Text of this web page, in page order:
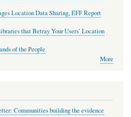
Location Data Sharing, EFF Report
that Betray Your Users’ Location
of the People
More
Communities building the evidence